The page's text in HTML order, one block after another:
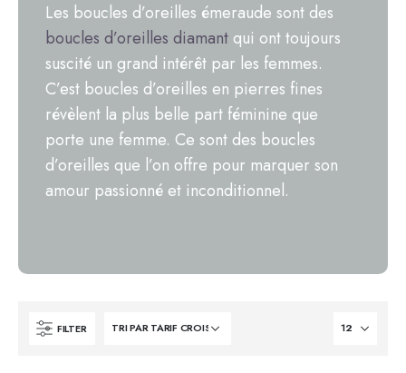
Les boucles d’oreilles émeraude sont des
boucles d’oreilles diamant qui ont toujours
suscité un grand intérêt par les femmes.
C’est boucles d’oreilles en pierres fines
révèlent la plus belle part féminine que
porte une femme. Ce sont des boucles
d’oreilles que l’on offre pour marquer son
amour passionné et inconditionnel.
FILTER